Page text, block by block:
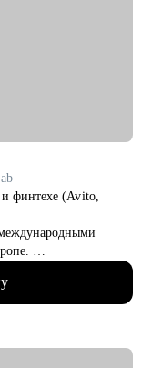
финтехе (Avito,
среде:
джунов до